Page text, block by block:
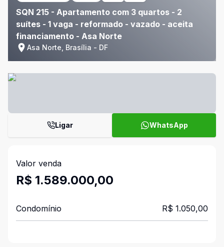
SQN 215 - Apartamento com 3 quartos - 2
suítes - 1 vaga - reformado - vazado - aceita
financiamento - Asa Norte
Asa Norte, Brasília - DF
Ligar WhatsApp
Valor venda
R$ 1.589.000,00
Condomínio R$ 1.050,00